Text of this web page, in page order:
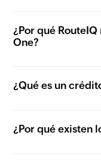
¿Por qué
One?
¿Qué es un
¿Por qué existen